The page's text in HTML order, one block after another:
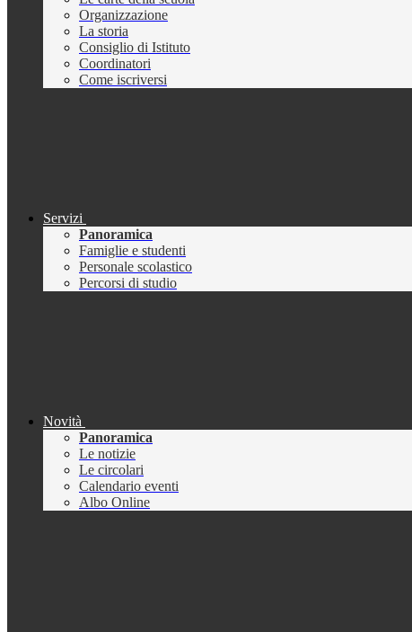
Organizzazione
La storia
Consiglio di Istituto
Coordinatori
Come iscriversi
Servizi
Panoramica
Famiglie e studenti
Personale scolastico
Percorsi di studio
Novità
Panoramica
Le notizie
Le circolari
Calendario eventi
Albo Online